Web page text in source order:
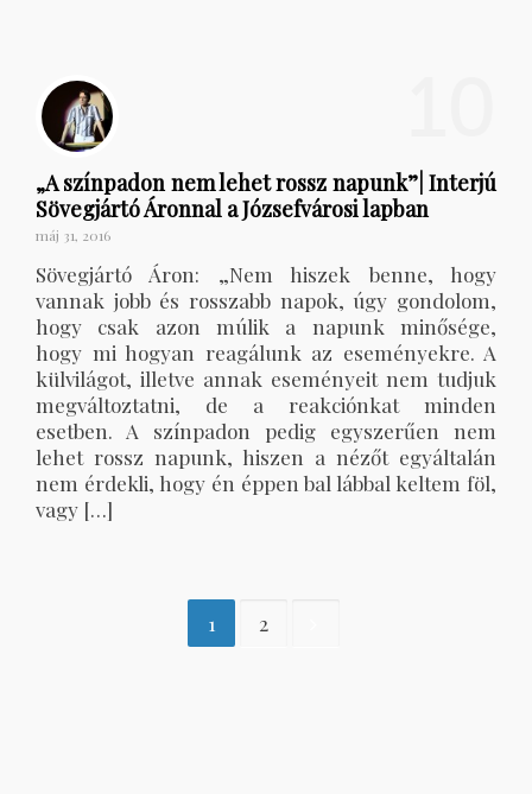
„A színpadon nem lehet rossz napunk”| Interjú
Sövegjártó Áronnal a Józsefvárosi lapban
máj 31, 2016
Sövegjártó Áron: „Nem hiszek benne, hogy
vannak jobb és rosszabb napok, úgy gondolom,
hogy csak azon múlik a napunk minősége,
hogy mi hogyan reagálunk az eseményekre. A
külvilágot, illetve annak eseményeit nem tudjuk
megváltoztatni, de a reakciónkat minden
esetben. A színpadon pedig egyszerűen nem
lehet rossz napunk, hiszen a nézőt egyáltalán
nem érdekli, hogy én éppen bal lábbal keltem föl,
vagy […]
1 2